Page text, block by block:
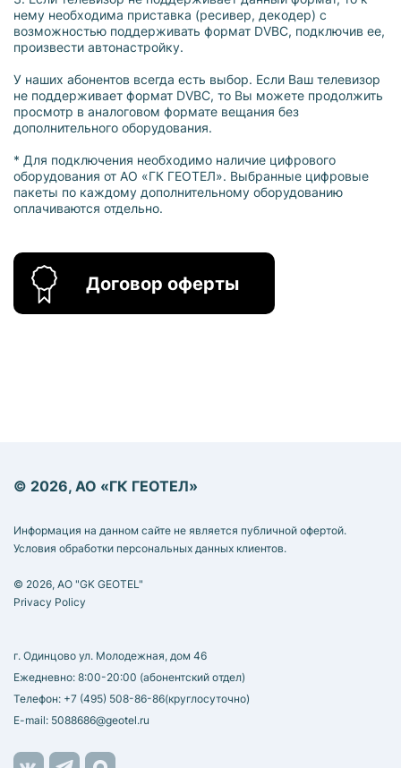
нему необходима приставка (ресивер, декодер) с
возможностью поддерживать формат DVBС, подключив ее,
произвести автонастройку.
У наших абонентов всегда есть выбор. Если Ваш телевизор
не поддерживает формат DVBC, то Вы можете продолжить
просмотр в аналоговом формате вещания без
дополнительного оборудования.
* Для подключения необходимо наличие цифрового
оборудования от АО «ГК ГЕОТЕЛ». Выбранные цифровые
пакеты по каждому дополнительному оборудованию
оплачиваются отдельно.
Договор оферты
© 2026, АО «ГК ГЕОТЕЛ»
Информация на данном сайте не является публичной офертой.
Условия обработки персональных данных клиентов.
© 2026, AO "GK GEOTEL"
Privacy Policy
г. Одинцово ул. Молодежная, дом 46
Ежедневно: 8:00-20:00 (абонентский отдел)
Телефон: +7 (495) 508-86-86(круглосуточно)
E-mail: 5088686@geotel.ru